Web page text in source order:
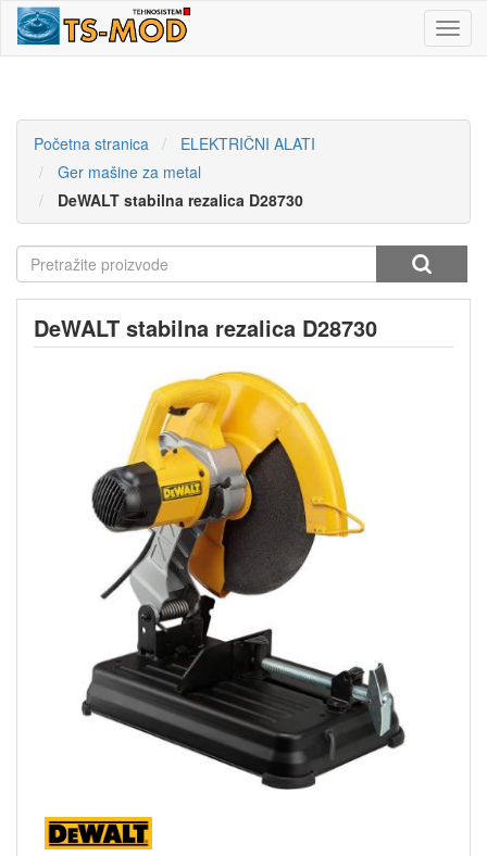
Početna stranica
ELEKTRIČNI ALATI
Ger mašine za metal
DeWALT stabilna rezalica D28730
DeWALT stabilna rezalica D28730